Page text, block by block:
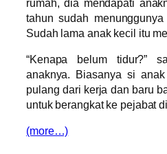
tahun sudah
Sudah lama anak kecil itu
“Kenapa belum tidur?”
anaknya. Biasanya si
pulang dari kerja dan baru
untuk berangkat ke pejabat
(more…)